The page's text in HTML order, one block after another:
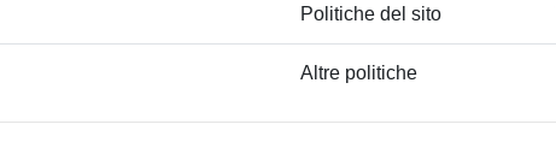
Politiche del sito
Altre politiche